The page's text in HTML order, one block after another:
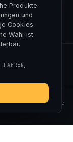
Salzburg · Alle Preise
Produkte
und
Cookies
Wahl ist